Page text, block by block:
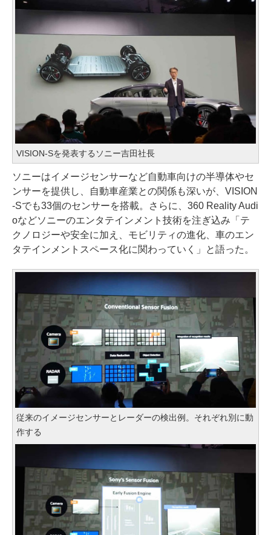
VISION-Sを発表するソニー吉田社長
ソニーはイメージセンサーなど自動車向けの半導体やセ
ンサーを提供し、自動車産業との関係も深いが、VISION
-Sでも33個のセンサーを搭載。さらに、360 Reality Audi
oなどソニーのエンタテインメント技術を注ぎ込み「テ
クノロジーや安全に加え、モビリティの進化、車のエン
タテインメントスペース化に関わっていく」と語った。
従来のイメージセンサーとレーダーの検出例。それぞれ別に動
作する